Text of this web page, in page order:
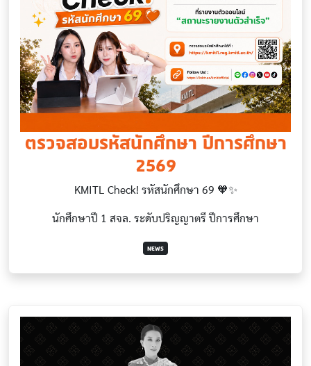
ตรวจสอบรหัสนักศึกษา ปีการศึกษา
2569
KMITL Check! รหัสนักศึกษา 69 🧡✨
นักศึกษาปี 1 สจล. ระดับปริญญาตรี ปีการศึกษา
NEWS